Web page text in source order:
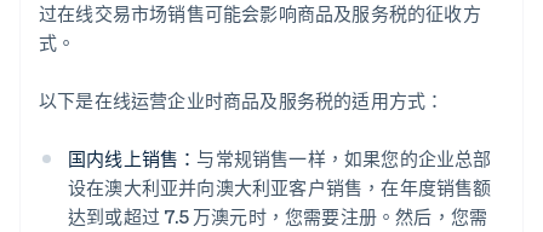
过在线交易市场销售可能会影响商品及服务税的征收方
式。
以下是在线运营企业时商品及服务税的适用方式：
国内线上销售：与常规销售一样，如果您的企业总部
设在澳大利亚并向澳大利亚客户销售，在年度销售额
达到或超过 7.5 万澳元时，您需要注册。然后，您需